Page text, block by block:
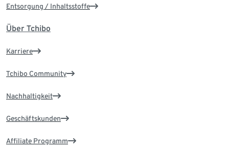
Entsorgung / Inhaltsstoffe
Über Tchibo
Karriere
Tchibo Community
Nachhaltigkeit
Geschäftskunden
Affiliate Programm